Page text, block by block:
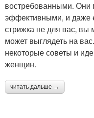
востребованными. Они
эффективными, и даже
стрижка не для вас, вы
может выглядеть на
некоторые советы и
женщин.
читать дальше →